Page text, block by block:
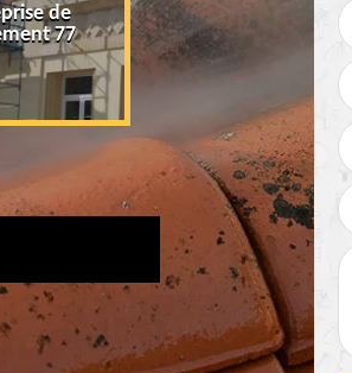
de
77
Artisan peintre 77